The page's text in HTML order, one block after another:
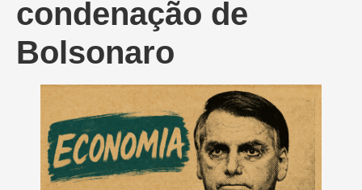
condenação de
Bolsonaro